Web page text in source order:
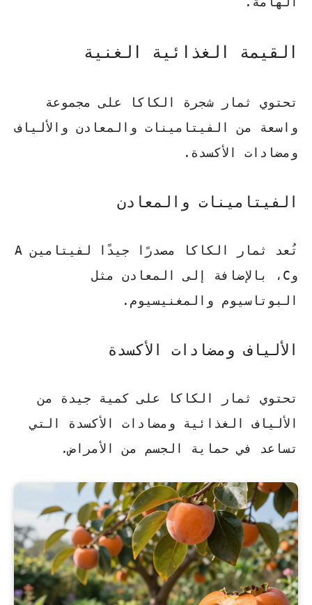
القيمة الغذائية الغنية
تحتوي ثمار شجرة الكاكا
على مجموعة
واسعة من الفيتامينات والمعادن والألياف
ومضادات الأكسدة.
الفيتامينات والمعادن
تُعد ثمار الكاكا مصدرًا جيدًا لفيتامين A
وC، بالإضافة إلى المعادن مثل
البوتاسيوم والمغنيسيوم.
الألياف ومضادات الأكسدة
تحتوي ثمار الكاكا على كمية جيدة من
الألياف الغذائية ومضادات الأكسدة التي
تساعد في حماية الجسم من الأمراض.